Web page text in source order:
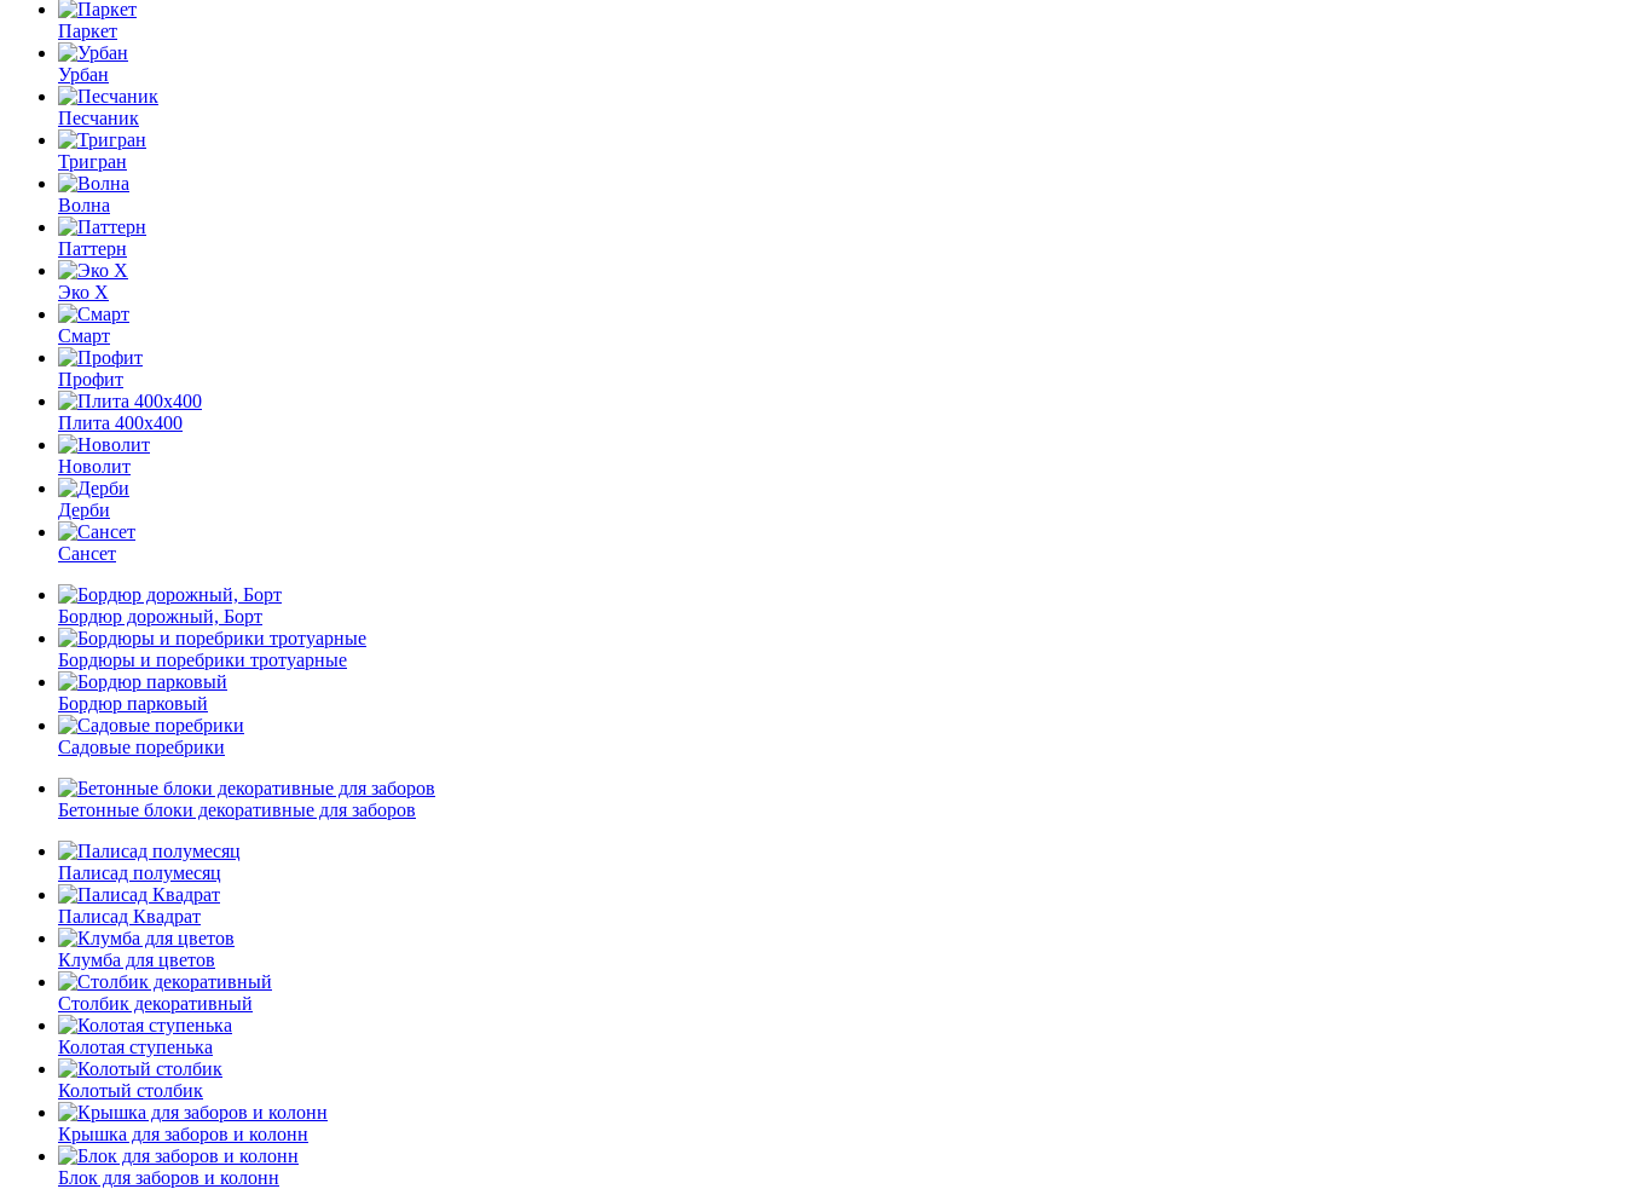
Паркет
Урбан
Песчаник
Тригран
Волна
Паттерн
Эко X
Смарт
Профит
Плита 400х400
Новолит
Дерби
Сансет
Бордюр дорожный, Борт
Бордюры и поребрики тротуарные
Бордюр парковый
Садовые поребрики
Бетонные блоки декоративные для заборов
Палисад полумесяц
Палисад Квадрат
Клумба для цветов
Столбик декоративный
Колотая ступенька
Колотый столбик
Крышка для заборов и колонн
Блок для заборов и колонн